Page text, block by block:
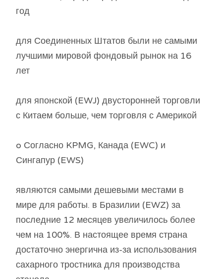
год
для Соединенных Штатов были не самыми
лучшими мировой фондовый рынок на 16
лет
для японской (EWJ) двусторонней торговли
с Китаем больше, чем торговля с Америкой
o Согласно KPMG, Канада (EWC) и
Сингапур (EWS)
являются самыми дешевыми местами в
мире для работы. в Бразилии (EWZ) за
последние 12 месяцев увеличилось более
чем на 100%. В настоящее время страна
достаточно энергична из-за использования
сахарного тростника для производства